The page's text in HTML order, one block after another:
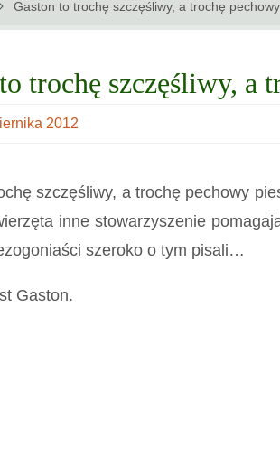
Gaston to trochę szczęśliwy, a trochę pechowy
trochę szczęśliwy, a
2012
szczęśliwy, a trochę pechowy
inne stowarzyszenie
szeroko o tym pisali…